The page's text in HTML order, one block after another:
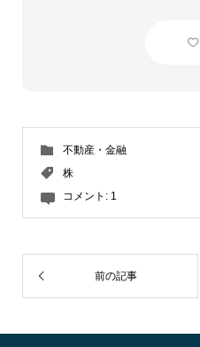
不動産・金融
株
コメント: 1
前の記事